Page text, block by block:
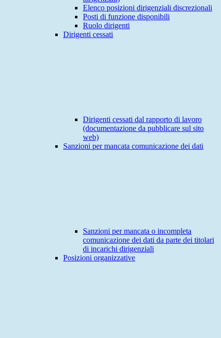
Elenco posizioni dirigenziali discrezionali
Posti di funzione disponibili
Ruolo dirigenti
Dirigenti cessati
Dirigenti cessati dal rapporto di lavoro
(documentazione da pubblicare sul sito
web)
Sanzioni per mancata comunicazione dei dati
Sanzioni per mancata o incompleta
comunicazione dei dati da parte dei titolari
di incarichi dirigenziali
Posizioni organizzative